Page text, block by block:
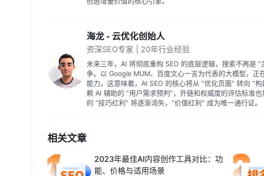
海龙 - 云优化创始人
资深SEO专家 | 20年行业经验
未来三年，AI 将彻底重构 SEO 的底层逻辑，搜索不再是
争。以 Google MUM、百度文心一言为代表的大模型，
能力。这意味着，AI SEO 的核心将从 "优化页面" 转向 "
赖 AI 辅助的 "用户需求预判"，外链和权威度的评估标准
的 "技巧红利" 将逐渐消失，"价值红利" 成为唯一通行证。
相关文章
2023年最佳AI内容创作工具对比：功
能、价格与适用场景